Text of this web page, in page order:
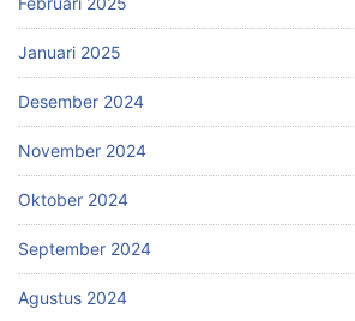
Januari 2025
Desember 2024
November 2024
Oktober 2024
September 2024
Agustus 2024